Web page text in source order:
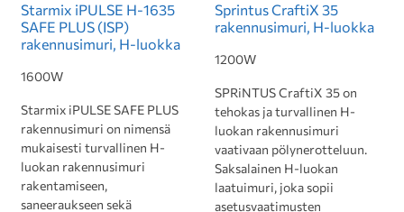
Starmix iPULSE H-1635
SAFE PLUS (ISP)
rakennusimuri, H-luokka
1600W
Starmix iPULSE SAFE PLUS
rakennusimuri on nimensä
mukaisesti turvallinen H-
luokan rakennusimuri
rakentamiseen,
saneeraukseen sekä
Sprintus CraftiX 35
rakennusimuri, H-luokka
1200W
SPRiNTUS CraftiX 35 on
tehokas ja turvallinen H-
luokan rakennusimuri
vaativaan pölynerotteluun.
Saksalainen H-luokan
laatuimuri, joka sopii
asetusvaatimusten